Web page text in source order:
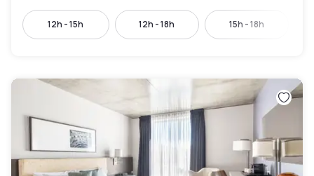
12h - 15h 12h - 18h 15h - 18h